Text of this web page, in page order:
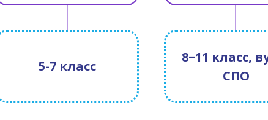
5-7 класс
8−11 класс,
СПО